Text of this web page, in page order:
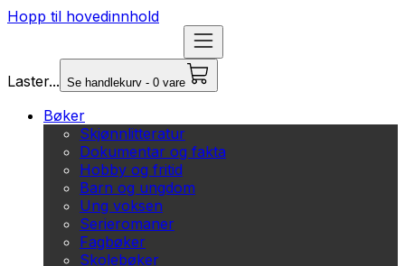
Hopp til hovedinnhold
Laster... Se handlekurv - 0 vare
Bøker
Skjønnlitteratur
Dokumentar og fakta
Hobby og fritid
Barn og ungdom
Ung voksen
Serieromaner
Fagbøker
Skolebøker